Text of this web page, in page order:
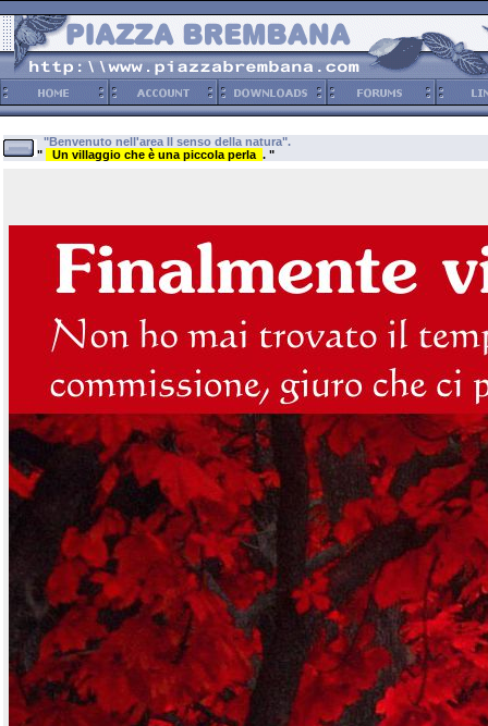
"Benvenuto nell'area Il senso della natura".
"
Un villaggio che è una piccola perla . "